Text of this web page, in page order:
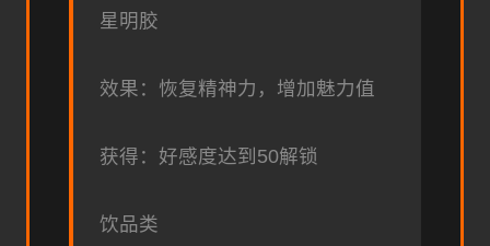
星明胶
效果：恢复精神力，增加魅力值
获得：好感度达到50解锁
饮品类